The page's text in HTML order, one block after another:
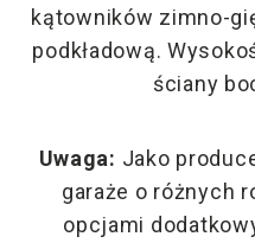
kątowników zimno-
podkładową.
ściany
Uwaga: Jako
garaże o różnych
opcjami